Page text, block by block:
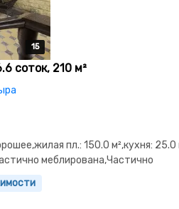
15
15
15
15
15
соток, 210 м²
пл.: 150.0 м²,кухня:
меблирована,Частично